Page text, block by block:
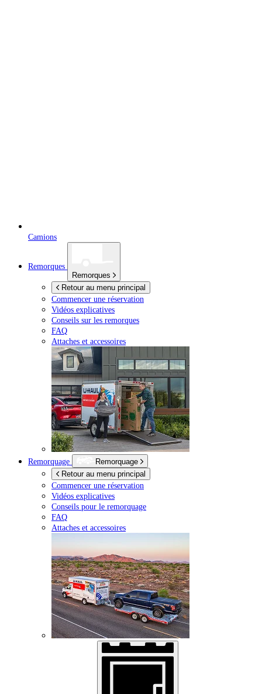
Camions
Remorques
Remorques
Retour au menu principal
Commencer une réservation
Vidéos explicatives
Conseils sur les remorques
FAQ
Attaches et accessoires
Remorquage
Remorquage
Retour au menu principal
Commencer une réservation
Vidéos explicatives
Conseils pour le remorquage
FAQ
Attaches et accessoires